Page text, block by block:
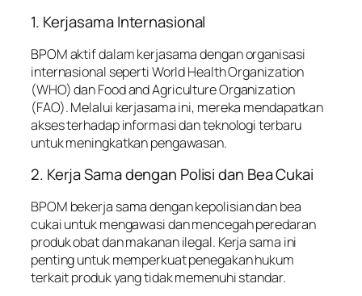
1. Kerjasama Internasional
BPOM aktif dalam kerjasama dengan organisasi
internasional seperti World Health Organization
(WHO) dan Food and Agriculture Organization
(FAO). Melalui kerjasama ini, mereka mendapatkan
akses terhadap informasi dan teknologi terbaru
untuk meningkatkan pengawasan.
2. Kerja Sama dengan Polisi dan Bea Cukai
BPOM bekerja sama dengan kepolisian dan bea
cukai untuk mengawasi dan mencegah peredaran
produk obat dan makanan ilegal. Kerja sama ini
penting untuk memperkuat penegakan hukum
terkait produk yang tidak memenuhi standar.